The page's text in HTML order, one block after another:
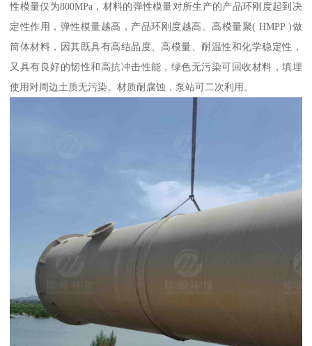
性模量仅为800MPa，材料的弹性模量对所生产的产品环刚度起到决
定性作用，弹性模量越高，产品环刚度越高。高模量聚( HMPP )做
筒体材料，因其既具有高结晶度、高模量、耐温性和化学稳定性，
又具有良好的韧性和高抗冲击性能，绿色无污染可回收材料，填埋
使用对周边土质无污染。材质耐腐蚀，泵站可二次利用。